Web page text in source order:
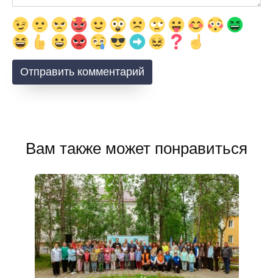
Вам также может понравиться